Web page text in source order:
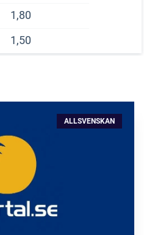
1,80
1,50
ALLSVENSKAN